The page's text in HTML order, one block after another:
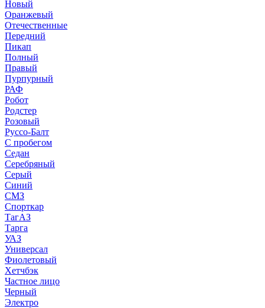
Новый
Оранжевый
Отечественные
Передний
Пикап
Полный
Правый
Пурпурный
РАФ
Робот
Родстер
Розовый
Руссо-Балт
С пробегом
Седан
Серебряный
Серый
Синий
СМЗ
Спорткар
ТагАЗ
Тарга
УАЗ
Универсал
Фиолетовый
Хетчбэк
Частное лицо
Черный
Электро